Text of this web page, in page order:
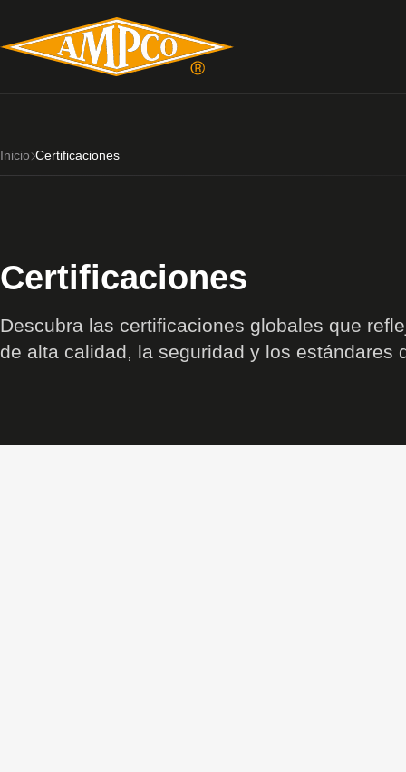
Inicio Certificaciones
Certificaciones
Descubra las certificaciones globales que
de alta calidad, la seguridad y los estándares